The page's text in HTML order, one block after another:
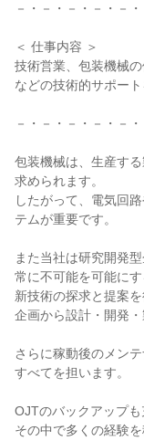
－・－・－・－・－
＜ 仕事内容 ＞
技術営業、包装機械
などの技術的サポート
－・－・－・－・－
包装機械は、生産す
求められます。
したがって、電気回
テムが重要です。
また当社は研究開発型
常に不可能を可能にす
新技術の探求と提案を
企画から設計・開発・
さらに稼動後のメン
すべてを担います。
OJTのバックアップも
その中で多くの経験を